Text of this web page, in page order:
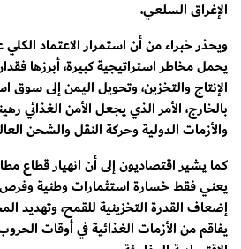
الإغراق السلعي.
ويحذر خبراء من أن استمرار الاعتماد
يحمل مخاطر استراتيجية كبيرة، أبرزها
الإنتاج والتخزين، وتحويل اليمن إلى سوق
بالخارج، الأمر الذي يجعل الأمن الغذائي
والأزمات الدولية وحركة النقل والشحن
كما يشير اقتصاديون إلى أن انهيار قطاع
يعني فقط خسارة استثمارات وطنية وفرص
إضعاف القدرة التخزينية للقمح، وتهديد
يفاقم من الأزمات الغذائية في أوقات